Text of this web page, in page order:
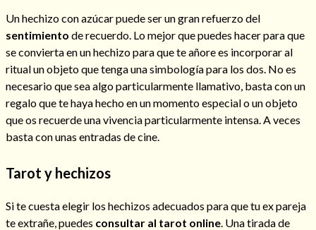
Un hechizo con azúcar puede ser un gran refuerzo del
sentimiento de recuerdo. Lo mejor que puedes hacer para que
se convierta en un hechizo para que te añore es incorporar al
ritual un objeto que tenga una simbología para los dos. No es
necesario que sea algo particularmente llamativo, basta con un
regalo que te haya hecho en un momento especial o un objeto
que os recuerde una vivencia particularmente intensa. A veces
basta con unas entradas de cine.
Tarot y hechizos
Si te cuesta elegir los hechizos adecuados para que tu ex pareja
te extrañe, puedes consultar al tarot online . Una tirada de